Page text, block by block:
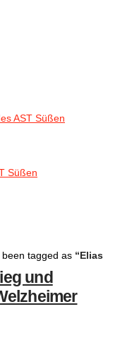
AST Süßen
Süßen
tagged as “Elias
und